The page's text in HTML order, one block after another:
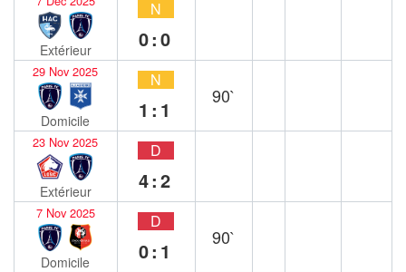
Extérieur
N
0:0
29 Nov 2025
Domicile
N
1:1
90`
23 Nov 2025
Extérieur
D
4:2
7 Nov 2025
Domicile
D
0:1
90`